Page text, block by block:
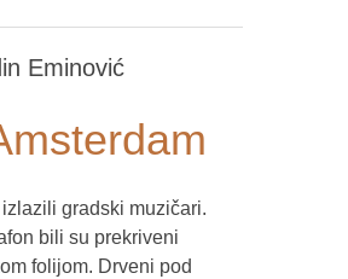
Eminović
gradski muzičari.
bili su prekriveni
folijom. Drveni pod